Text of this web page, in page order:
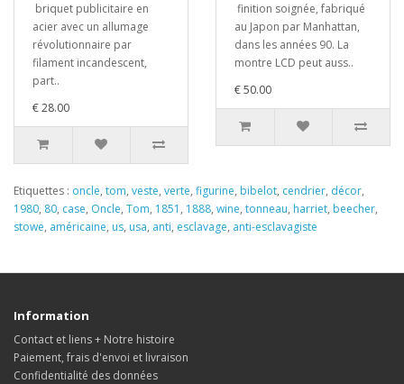
briquet publicitaire en
acier avec un allumage
révolutionnaire par
filament incandescent,
part..
€ 28.00
finition soignée, fabriqué
au Japon par Manhattan,
dans les années 90. La
montre LCD peut auss..
€ 50.00
Etiquettes : oncle, tom, veste, verte, figurine, bibelot, cendrier, décor,
1980, 80, case, Oncle, Tom, 1851 , 1888, wine, tonneau, harriet, beecher,
stowe, américaine, us, usa, anti, esclavage, anti-esclavagiste
Information
Contact et liens + Notre histoire
Paiement, frais d'envoi et livraison
Confidentialité des données